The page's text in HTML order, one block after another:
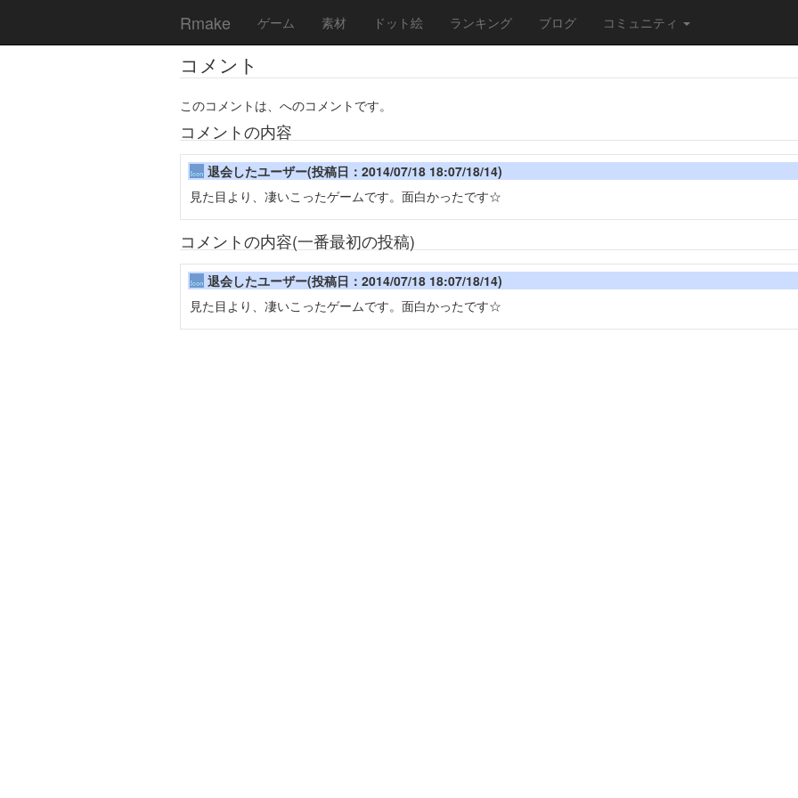
Rmake ゲーム 素材 ドット絵 ランキング ブログ コミュニティ
コメント
このコメントは、へのコメントです。
コメントの内容
退会したユーザー(投稿日：2014/07/18 18:07/18/14)
見た目より、凄いこったゲームです。面白かったです☆
コメントの内容(一番最初の投稿)
退会したユーザー(投稿日：2014/07/18 18:07/18/14)
見た目より、凄いこったゲームです。面白かったです☆